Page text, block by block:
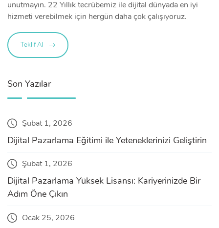
unutmayın. 22 Yıllık tecrübemiz ile dijital dünyada en iyi
hizmeti verebilmek için hergün daha çok çalışıyoruz.
Teklif Al
Son Yazılar
Şubat 1, 2026
Dijital Pazarlama Eğitimi ile Yeteneklerinizi Geliştirin
Şubat 1, 2026
Dijital Pazarlama Yüksek Lisansı: Kariyerinizde Bir
Adım Öne Çıkın
Ocak 25, 2026